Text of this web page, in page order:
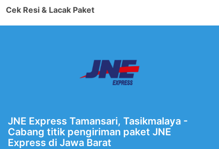
Cek Resi & Lacak Paket
JNE Express Tamansari, Tasikmalaya -
Cabang titik pengiriman paket JNE
Express di Jawa Barat